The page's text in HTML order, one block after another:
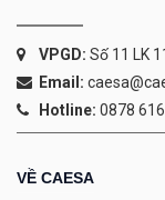
VPGD: Số 11 LK
Email:
Hotline: 0878
VỀ CAESA